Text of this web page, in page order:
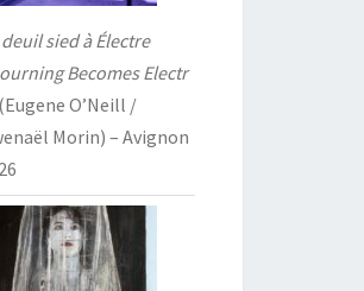
sied à Électre
Becomes Electr
O’Neill /
Morin) – Avignon